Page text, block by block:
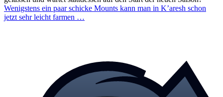
Wenigstens ein paar schicke Mounts kann man in K’aresh schon
jetzt sehr leicht farmen …